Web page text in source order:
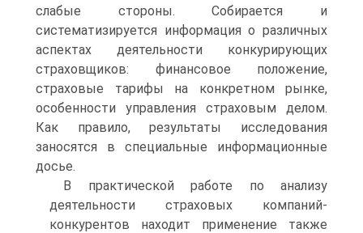
слабые стороны. Собирается и
систематизируется информация о различных
аспектах деятельности конкурирующих
страховщиков: финансовое положение,
страховые тарифы на конкретном рынке,
особенности управления страховым делом.
Как правило, результаты исследования
заносятся в специальные информационные
досье.
В практической работе по анализу
деятельности страховых компаний-
конкурентов находит применение также